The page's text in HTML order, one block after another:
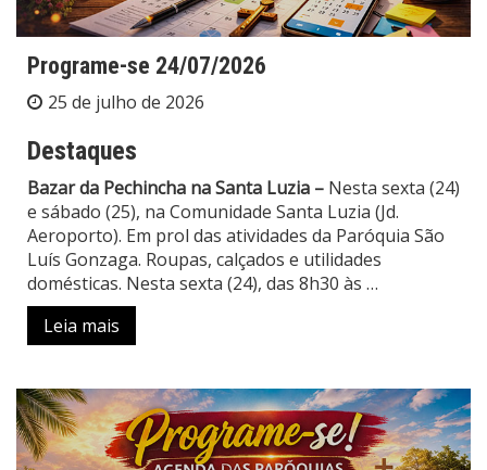
Programe-se 24/07/2026
25 de julho de 2026
Destaques
Bazar da Pechincha na Santa Luzia – Nesta sexta (24)
e sábado (25), na Comunidade Santa Luzia (Jd.
Aeroporto). Em prol das atividades da Paróquia São
Luís Gonzaga. Roupas, calçados e utilidades
domésticas. Nesta sexta (24), das 8h30 às …
Leia mais